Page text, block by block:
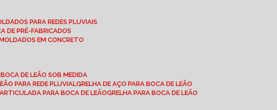
PARA REDES PLUVIAIS
DE PRÉ-FABRICADOS
MOLDADOS EM CONCRETO
BOCA DE LEÃO SOB MEDIDA
PARA REDE PLUVIAL
GRELHA DE AÇO PARA BOCA DE LEÃO
ARTICULADA PARA BOCA DE LEÃO
GRELHA PARA BOCA DE LEÃO